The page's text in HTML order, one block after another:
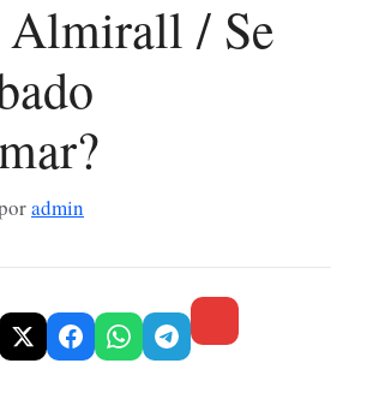
Almirall / Se
admin